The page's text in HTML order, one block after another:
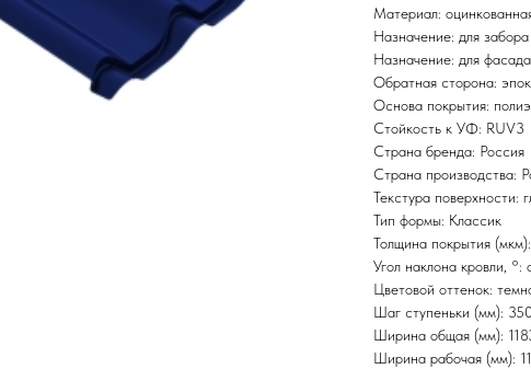
Материал:
Назначение: для забора
Назначение: для фасада
Обратная сторона:
Основа покрытия:
Стойкость к УФ: RUV3
Страна бренда: Россия
Страна производства:
Текстура поверхности:
Тип формы: Классик
Толщина покрытия
Угол наклона кровли, °:
Цветовой оттенок:
Шаг ступеньки (мм): 350
Ширина общая (мм):
Ширина рабочая (мм):